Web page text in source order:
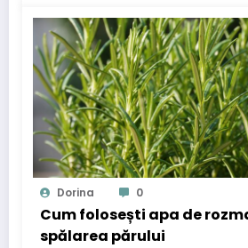
Dorina 0
Cum folosești apa de
spălarea părului